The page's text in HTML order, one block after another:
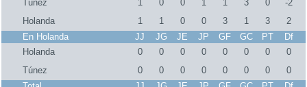
Túnez
1 0 0 1 1 3 0
-2
Holanda
1 1 0 0 3 1 3
2
En Holanda
JJ JG JE JP GF GC PT
Df
Holanda
0 0 0 0 0 0 0
0
Túnez
0 0 0 0 0 0 0
0